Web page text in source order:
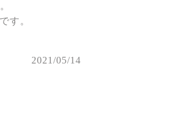
す。
2021/05/14